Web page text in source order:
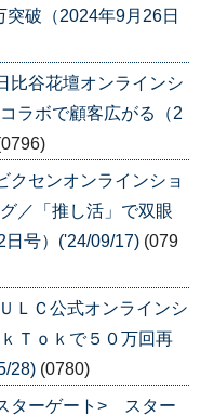
破（2024年9月26日
比谷花壇オンラインシ
ラボで顧客広がる（2
クセンオンラインショ
／「推し活」で双眼
号）('24/09/17) (079
ＬＣ公式オンラインシ
Ｔｏｋで５０万回再
28) (0780)
ターゲート> スター